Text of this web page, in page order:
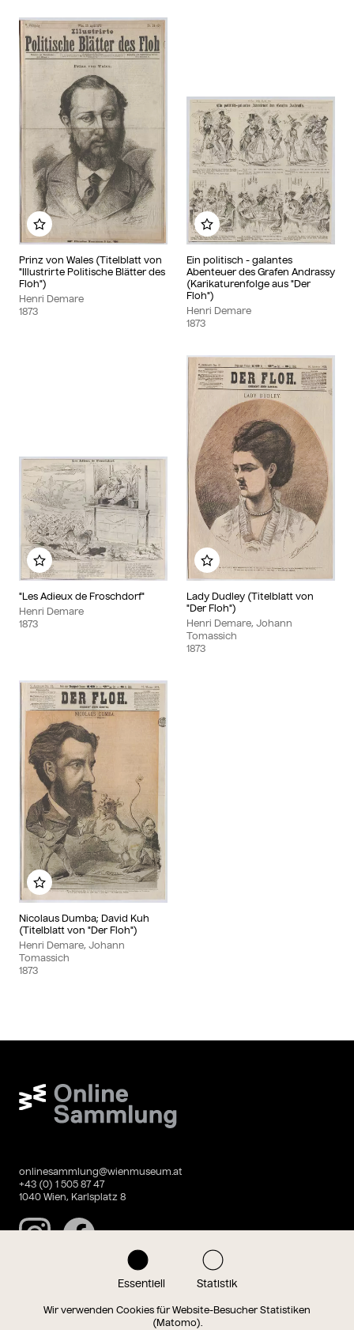
Essentiell Statistik
Wir verwenden Cookies für Website-Besucher Statistiken
(Matomo).
Prinz von Wales (Titelblatt von
"Illustrirte Politische Blätter des
Floh")
Henri Demare
1873
Zu meinem Album hinzufügen
Ein politisch - galantes
Abenteuer des Grafen Andrassy
(Karikaturenfolge aus "Der
Floh")
Henri Demare
1873
Zu meinem Album
"Les Adieux de Froschdorf"
Henri Demare
1873
Zu meinem Album hinzufügen
Lady Dudley (Titelblatt von
"Der Floh")
Henri Demare, Johann
Tomassich
1873
Zu meinem Album
Nicolaus Dumba; David Kuh
(Titelblatt von "Der Floh")
Henri Demare, Johann
Tomassich
1873
Zu meinem Album hinzufügen
Wien Museum Online Sammlung
onlinesammlung@wienmuseum.at
+43 (0) 1 505 87 47
1040 Wien, Karlsplatz 8
InstagramFacebook